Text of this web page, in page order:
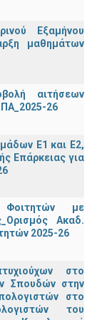
Εξαμήνου
μαθημάτων
αιτήσεων
26
Ε1 και Ε2,
Επάρκειας για
Φοιτητών με
Ακαδ.
2025-26
στo
Σπουδών στην
στο
του